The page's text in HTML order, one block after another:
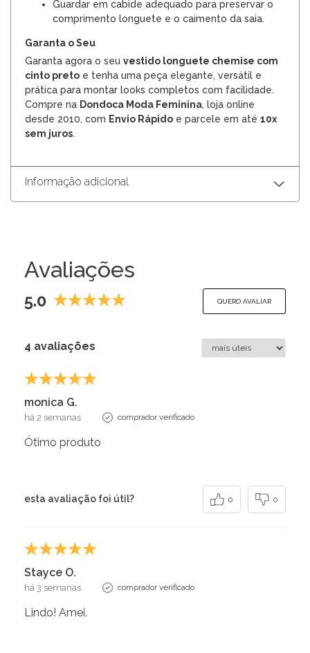
Guardar em cabide adequado para preservar o
comprimento longuete e o caimento da saia.
Garanta o Seu
Garanta agora o seu vestido longuete chemise com
cinto preto e tenha uma peça elegante, versátil e
prática para montar looks completos com facilidade.
Compre na Dondoca Moda Feminina, loja online
desde 2010, com Envio Rápido e parcele em até 10x
sem juros.
Informação adicional
Avaliações
5.0 QUERO AVALIAR
4 avaliações
monica G.
há 2 semanas comprador verificado
Ótimo produto
esta avaliação foi útil? 0 0
Stayce O.
há 3 semanas comprador verificado
Lindo! Amei.